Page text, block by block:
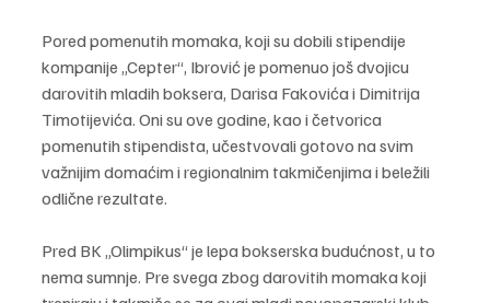
Pored pomenutih momaka, koji su dobili stipendije
kompanije „Cepter“, Ibrović je pomenuo još dvojicu
darovitih mladih boksera, Darisa Fakovića i Dimitrija
Timotijevića. Oni su ove godine, kao i četvorica
pomenutih stipendista, učestvovali gotovo na svim
važnijim domaćim i regionalnim takmičenjima i beležili
odlične rezultate.
Pred BK „Olimpikus“ je lepa bokserska budućnost, u to
nema sumnje. Pre svega zbog darovitih momaka koji